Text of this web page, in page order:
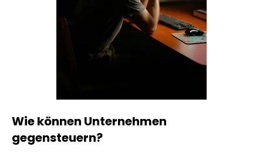
Wie können Unternehmen
gegensteuern?